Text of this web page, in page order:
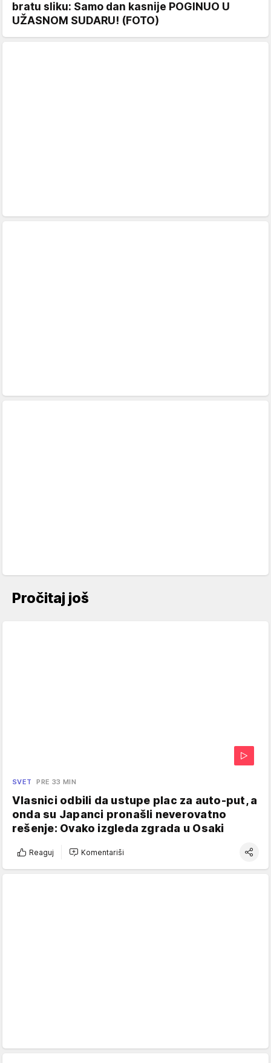
bratu sliku: Samo dan kasnije POGINUO U
UŽASNOM SUDARU! (FOTO)
Pročitaj još
SVET PRE 33 MIN
Vlasnici odbili da ustupe plac za auto-put, a
onda su Japanci pronašli neverovatno
rešenje: Ovako izgleda zgrada u Osaki
Reaguj Komentariši